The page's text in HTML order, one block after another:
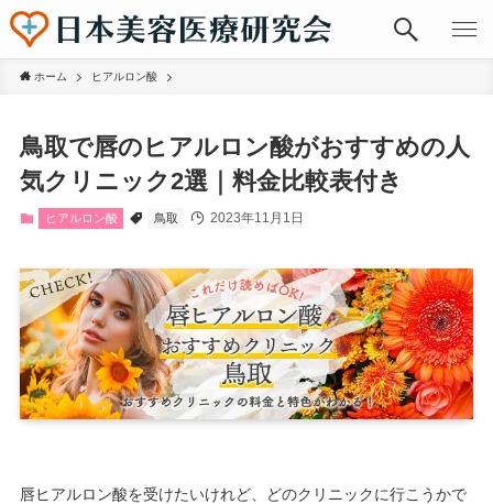
ホーム ヒアルロン酸
鳥取で唇のヒアルロン酸がおすすめの人
気クリニック2選｜料金比較表付き
ヒアルロン酸 鳥取 2023年11月1日
唇ヒアルロン酸を受けたいけれど、どのクリニックに行こうかで